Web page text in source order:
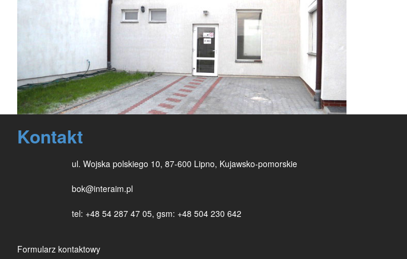
Kontakt
ul. Wojska polskiego 10, 87-600 Lipno, Kujawsko-pomorskie
bok@interaim.pl
tel: +48 54 287 47 05, gsm: +48 504 230 642
Formularz kontaktowy